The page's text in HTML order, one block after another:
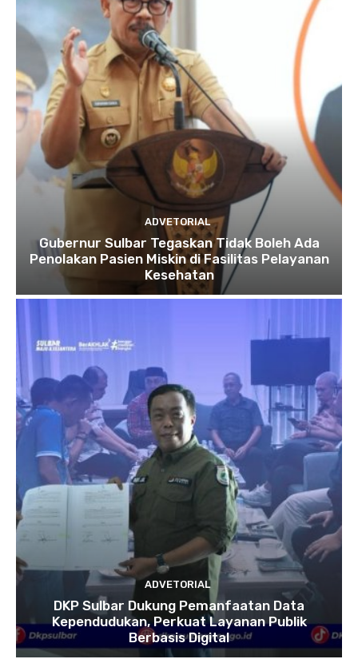
ADVETORIAL
Gubernur Sulbar Tegaskan Tidak Boleh Ada
Penolakan Pasien Miskin di Fasilitas Pelayanan
Kesehatan
ADVETORIAL
DKP Sulbar Dukung Pemanfaatan Data
Kependudukan, Perkuat Layanan Publik
Berbasis Digital